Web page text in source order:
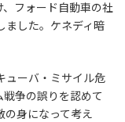
フォード自動車の社
ました。ケネディ暗
ューバ・ミサイル危
争の誤りを認めて
の身になって考え